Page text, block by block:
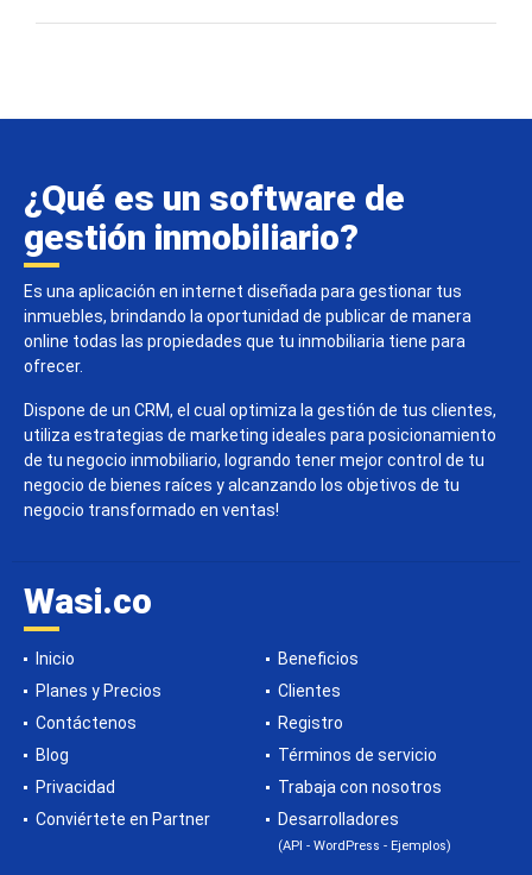
¿Qué es un software de
gestión inmobiliario?
Es una aplicación en internet diseñada para gestionar tus
inmuebles, brindando la oportunidad de publicar de manera
online todas las propiedades que tu inmobiliaria tiene para
ofrecer.
Dispone de un CRM, el cual optimiza la gestión de tus clientes,
utiliza estrategias de marketing ideales para posicionamiento
de tu negocio inmobiliario, logrando tener mejor control de tu
negocio de bienes raíces y alcanzando los objetivos de tu
negocio transformado en ventas!
Wasi.co
Inicio
Beneficios
Planes y Precios
Clientes
Contáctenos
Registro
Blog
Términos de servicio
Privacidad
Trabaja con nosotros
Conviértete en Partner
Desarrolladores
(API - WordPress - Ejemplos)